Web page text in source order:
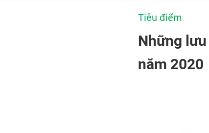
Tiêu điểm
Những
năm 2020